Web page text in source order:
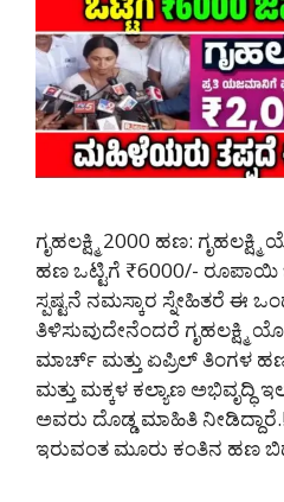
ಗೃಹಲಕ್ಷ್ಮಿ 2000 ಹಣ:
ಹಣ ಒಟ್ಟಿಗೆ ₹6000/- ರೂಪಾಯಿ
ಸ್ಪಷ್ಟನೆ ನಮಸ್ಕಾರ ಸ್ನೇಹಿತರೆ ಈ
ತಿಳಿಸುವುದೇನೆಂದರೆ ಗೃಹಲಕ್ಷ್ಮಿ
ಮಾರ್ಚ್ ಮತ್ತು ಏಪ್ರಿಲ್ ತಿಂಗಳ
ಮತ್ತು ಮಕ್ಕಳ ಕಲ್ಯಾಣ ಅಭಿವೃದ್ಧಿ
ಅವರು ದೊಡ್ಡ ಮಾಹಿತಿ
ಇರುವಂತ ಮೂರು ಕಂತಿನ ಹಣ